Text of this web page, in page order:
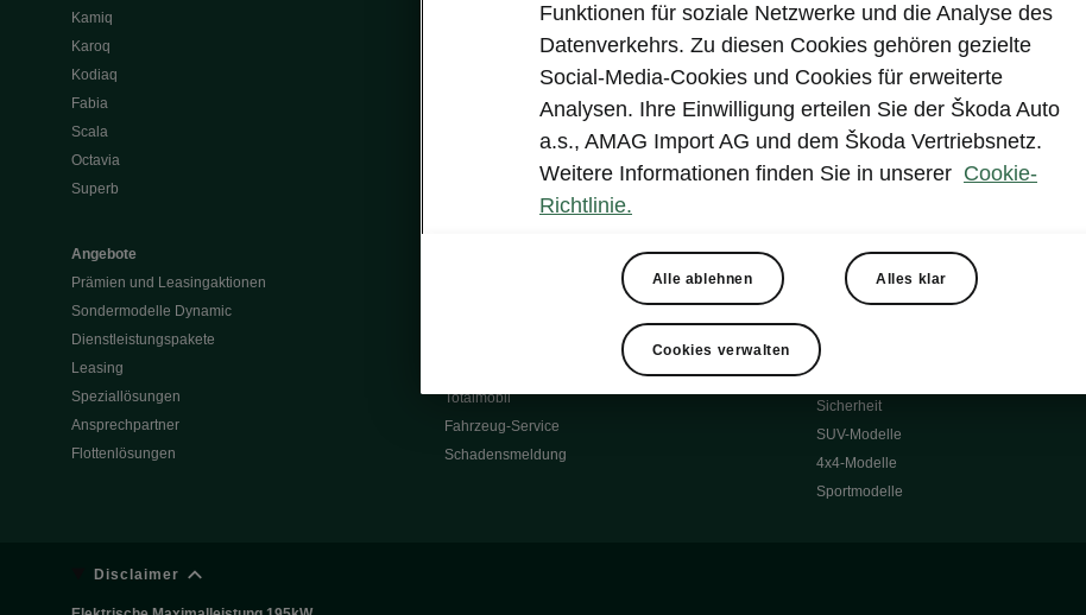
Kamiq
Karoq
Kodiaq
Fabia
Scala
Octavia
Superb
Angebote
Prämien und Leasingaktionen
Sondermodelle Dynamic
Dienstleistungspakete
Leasing
Speziallösungen
Ansprechpartner
Flottenlösungen
ME3.7 Software Update
Öffentliches Laden
Zuhause laden
Batterie und Reichweite
Škoda Vision O
Totalmobil
Fahrzeug-Service
Schadensmeldung
3G Sunset
Verfügbarkeitsliste
Original Zubehör-Kataloge
Winterräder
Transportsysteme
Komfort & Ausstattung
Occasionen
Sicherheit
SUV-Modelle
4x4-Modelle
Sportmodelle
Disclaimer
Funktionen für soziale Netzwerke und die Analyse des
Datenverkehrs. Zu diesen Cookies gehören gezielte
Social-Media-Cookies und Cookies für erweiterte
Analysen. Ihre Einwilligung erteilen Sie der Škoda Auto
a.s., AMAG Import AG und dem Škoda Vertriebsnetz.
Weitere Informationen finden Sie in unserer Cookie-
Richtlinie.
Alle ablehnen Alles klar
Cookies verwalten